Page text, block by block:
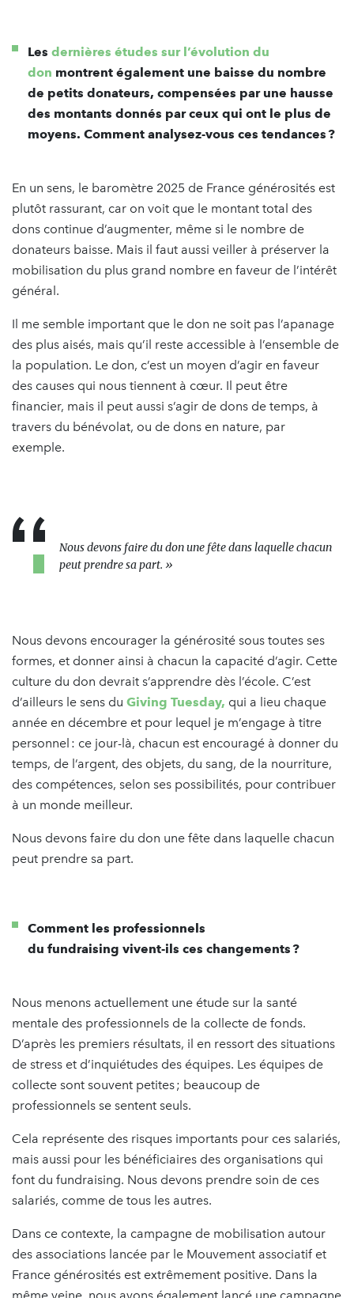
Les dernières études sur l’évolution du
don montrent également une baisse du nombre
de petits donateurs, compensées par une hausse
des montants donnés par ceux qui ont le plus de
moyens. Comment analysez-vous ces tendances ?
En un sens, le baromètre 2025 de France générosités est
plutôt rassurant, car on voit que le montant total des
dons continue d’augmenter, même si le nombre de
donateurs baisse. Mais il faut aussi veiller à préserver la
mobilisation du plus grand nombre en faveur de l’intérêt
général.
Il me semble important que le don ne soit pas l’apanage
des plus aisés, mais qu’il reste accessible à l’ensemble de
la population. Le don, c’est un moyen d’agir en faveur
des causes qui nous tiennent à cœur. Il peut être
financier, mais il peut aussi s’agir de dons de temps, à
travers du bénévolat, ou de dons en nature, par
exemple.
Nous devons faire du don une fête dans laquelle chacun
peut prendre sa part. »
Nous devons encourager la générosité sous toutes ses
formes, et donner ainsi à chacun la capacité d’agir. Cette
culture du don devrait s’apprendre dès l’école. C’est
d’ailleurs le sens du Giving Tuesday, qui a lieu chaque
année en décembre et pour lequel je m’engage à titre
personnel : ce jour-là, chacun est encouragé à donner du
temps, de l’argent, des objets, du sang, de la nourriture,
des compétences, selon ses possibilités, pour contribuer
à un monde meilleur.
Nous devons faire du don une fête dans laquelle chacun
peut prendre sa part.
Comment les professionnels
du fundraising vivent-ils ces changements ?
Nous menons actuellement une étude sur la santé
mentale des professionnels de la collecte de fonds.
D’après les premiers résultats, il en ressort des situations
de stress et d’inquiétudes des équipes. Les équipes de
collecte sont souvent petites ; beaucoup de
professionnels se sentent seuls.
Cela représente des risques importants pour ces salariés,
mais aussi pour les bénéficiaires des organisations qui
font du fundraising. Nous devons prendre soin de ces
salariés, comme de tous les autres.
Dans ce contexte, la campagne de mobilisation autour
des associations lancée par le Mouvement associatif et
France générosités est extrêmement positive. Dans la
même veine, nous avons également lancé une campagne